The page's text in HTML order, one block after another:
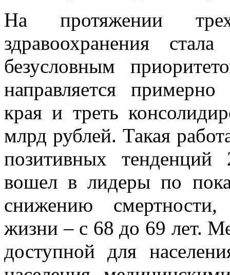
На протяжении
здравоохранения
безусловным
направляется
края и треть
млрд рублей. Такая
позитивных
вошел в лидеры по
снижению смертности,
жизни – с 68 до 69 лет.
доступной для